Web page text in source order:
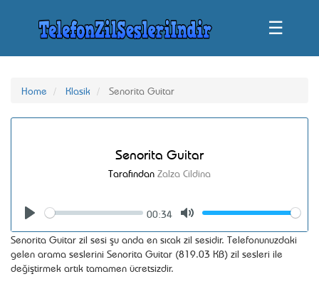
☰
Home Klasik Senorita Guitar
Senorita Guitar
Tarafından Zalza Cildina
Seek
00:34
Volume
Senorita Guitar zil sesi şu anda en sıcak zil sesidir. Telefonunuzdaki
gelen arama seslerini Senorita Guitar (819.03 KB) zil sesleri ile
değiştirmek artık tamamen ücretsizdir.